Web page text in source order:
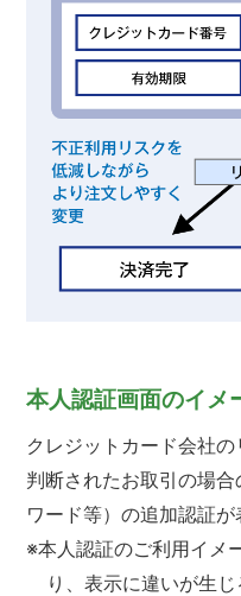
本人認証画面のイメ
クレジットカード会社
判断されたお取引の場
ワード等）の追加認証が
※本人認証のご利用イメ
り、表示に違いが生じ